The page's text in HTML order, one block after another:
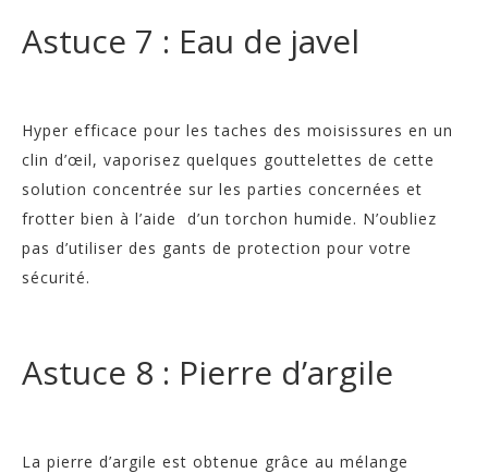
Astuce 7 : Eau de javel
Hyper efficace pour les taches des moisissures en un
clin d’œil, vaporisez quelques gouttelettes de cette
solution concentrée sur les parties concernées et
frotter bien à l’aide d’un torchon humide. N’oubliez
pas d’utiliser des gants de protection pour votre
sécurité.
Astuce 8 : Pierre d’argile
La pierre d’argile est obtenue grâce au mélange